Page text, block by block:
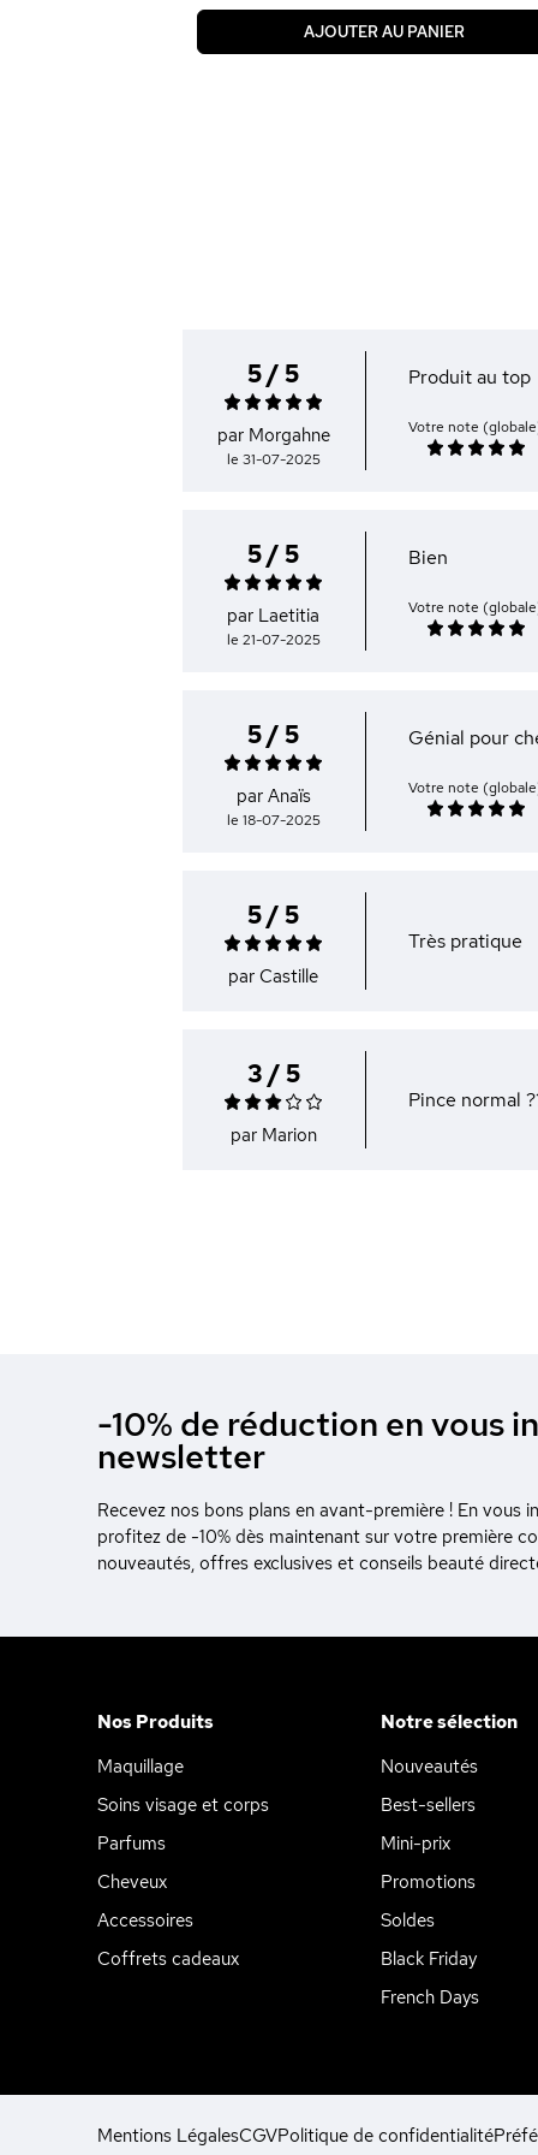
AJOUTER AU PANIER
5 / 5
par Morgahne
le 31-07-2025
Produit au top
Votre note
5 / 5
par Laetitia
le 21-07-2025
Bien
Votre note
5 / 5
par Anaïs
le 18-07-2025
Génial pour
Votre note
5 / 5
par Castille
Très pratique
3 / 5
par Marion
Pince normal
-10% de réduction en vous
newsletter
Recevez nos bons plans en avant-première ! En vous
profitez de -10% dès maintenant sur votre première
nouveautés, offres exclusives et conseils beauté
Nos Produits
Maquillage
Soins visage et corps
Parfums
Cheveux
Accessoires
Coffrets cadeaux
Notre sélection
Nouveautés
Best-sellers
Mini-prix
Promotions
Soldes
Black Friday
French Days
Mentions LégalesCGVPolitique de confidentialité